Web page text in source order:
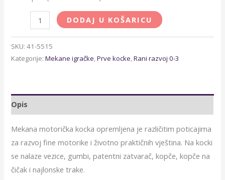
DODAJ U KOŠARICU
SKU:41-5515
Kategorije:Mekane igračke,Prve kocke,Rani razvoj 0-3
Opis
Mekana motorička kocka opremljena je različitim poticajima
za razvoj fine motorike i životno praktičnih vještina. Na kocki
se nalaze vezice, gumbi, patentni zatvarač, kopče, kopče na
čičak i najlonske trake.